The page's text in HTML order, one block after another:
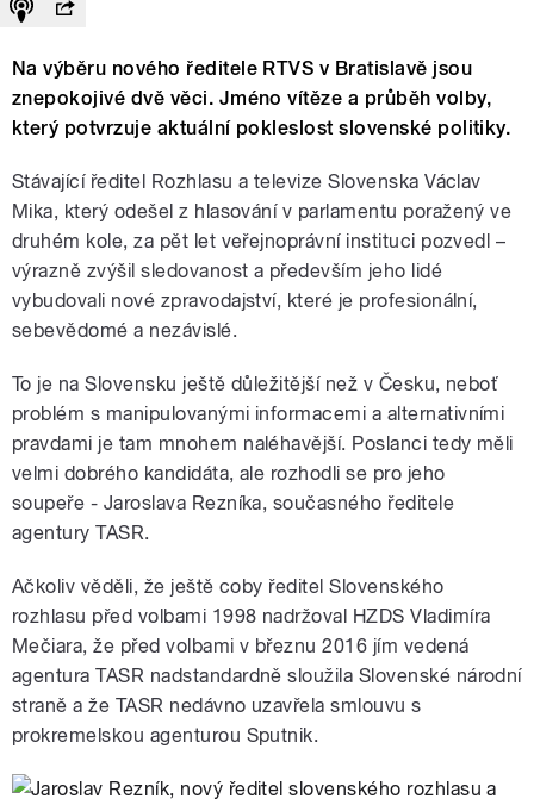
Na výběru nového ředitele RTVS v Bratislavě jsou
znepokojivé dvě věci. Jméno vítěze a průběh volby,
který potvrzuje aktuální pokleslost slovenské politiky.
Stávající ředitel Rozhlasu a televize Slovenska Václav
Mika, který odešel z hlasování v parlamentu poražený ve
druhém kole, za pět let veřejnoprávní instituci pozvedl –
výrazně zvýšil sledovanost a především jeho lidé
vybudovali nové zpravodajství, které je profesionální,
sebevědomé a nezávislé.
To je na Slovensku ještě důležitější než v Česku, neboť
problém s manipulovanými informacemi a alternativními
pravdami je tam mnohem naléhavější. Poslanci tedy měli
velmi dobrého kandidáta, ale rozhodli se pro jeho
soupeře - Jaroslava Rezníka, současného ředitele
agentury TASR.
Ačkoliv věděli, že ještě coby ředitel Slovenského
rozhlasu před volbami 1998 nadržoval HZDS Vladimíra
Mečiara, že před volbami v březnu 2016 jím vedená
agentura TASR nadstandardně sloužila Slovenské národní
straně a že TASR nedávno uzavřela smlouvu s
prokremelskou agenturou Sputnik.